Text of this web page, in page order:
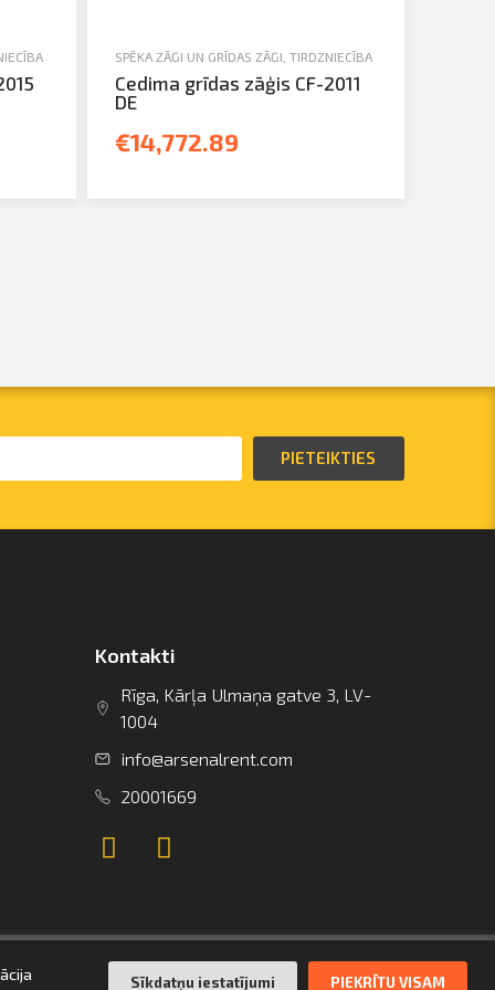
SPĒKA ZĀĢI UN GRĪDAS ZĀĢI TIRDZNIECĪBA
Cedima grīdas zāģis CF-2011
DE
€14,772.89
PIETEIKTIES
Kontakti
Rīga, Kārļa Ulmaņa gatve 3, LV-
1004
info@arsenalrent.com
20001669
Sīkdatņu iestatījumi PIEKRĪTU VISAM